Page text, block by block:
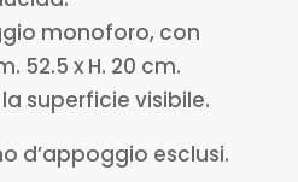
monoforo, con
52.5 x H. 20 cm.
superficie visibile.
d’appoggio esclusi.